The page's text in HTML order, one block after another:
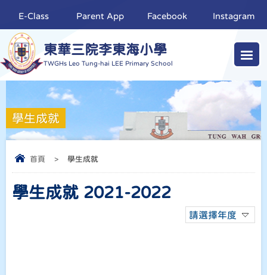
東華三院李東海小學
TWGHs Leo Tung-hai LEE Primary School
E-Class Parent App Facebook Instagram
學生成就
首頁 > 學生成就
學生成就 2021-2022
請選擇年度